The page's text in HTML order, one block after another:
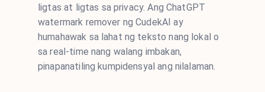
ligtas at ligtas sa privacy. Ang ChatGPT
watermark remover ng CudekAI ay
humahawak sa lahat ng teksto nang lokal o
sa real-time nang walang imbakan,
pinapanatiling kumpidensyal ang nilalaman.